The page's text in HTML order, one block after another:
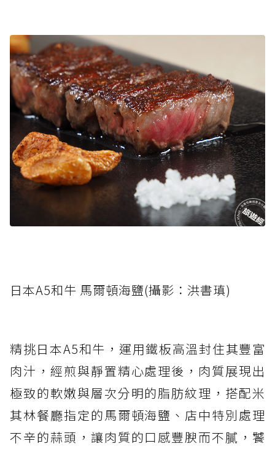
日本A5和牛 馬爾頓海鹽(攝影：洪書瑱)
精挑日本A5和牛，運用鐵板高溫封住其豐富
肉汁，經煎與靜置精心處理後，肉質展現出
極致的軟嫩與層次分明的脂肪紋理，搭配米
其林餐廳指定的馬爾頓海鹽、店中特別處理
不辛的蒜頭，讓肉質的口感豐腴而不膩，饕